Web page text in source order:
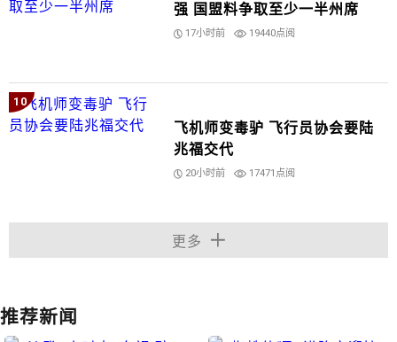
强 国盟料争取至少一半州席
17小时前 19440点阅
10
飞机师变毒驴 飞行员协会要陆
兆福交代
20小时前 17471点阅
更多
推荐新闻